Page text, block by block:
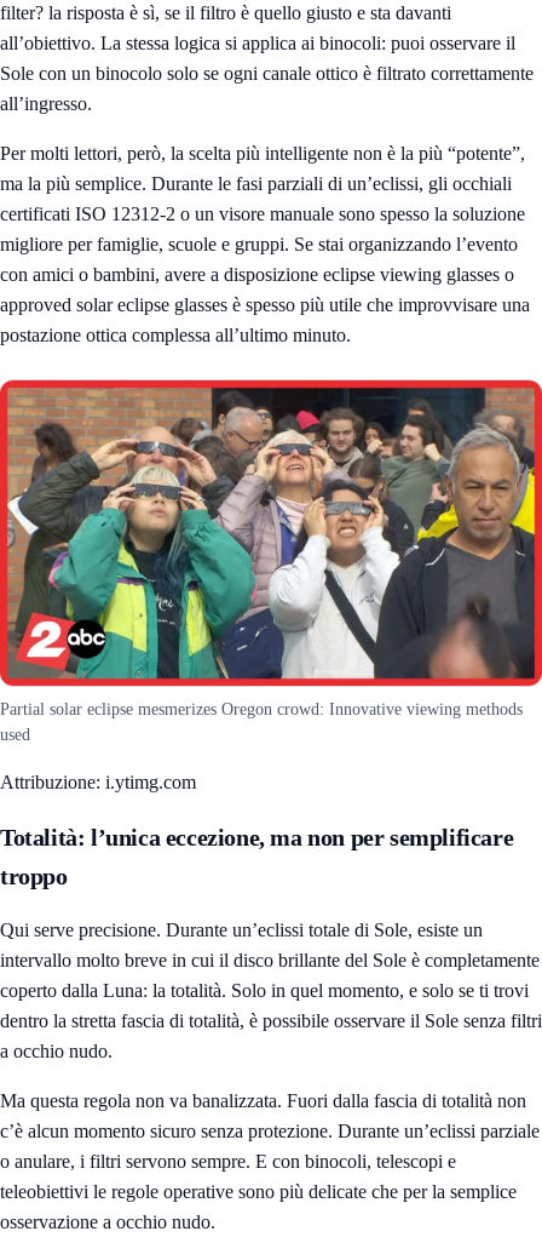
filter? la risposta è sì, se il filtro è quello giusto e sta davanti
all’obiettivo. La stessa logica si applica ai binocoli: puoi osservare il
Sole con un binocolo solo se ogni canale ottico è filtrato correttamente
all’ingresso.
Per molti lettori, però, la scelta più intelligente non è la più “potente”,
ma la più semplice. Durante le fasi parziali di un’eclissi, gli occhiali
certificati ISO 12312-2 o un visore manuale sono spesso la soluzione
migliore per famiglie, scuole e gruppi. Se stai organizzando l’evento
con amici o bambini, avere a disposizione eclipse viewing glasses o
approved solar eclipse glasses è spesso più utile che improvvisare una
postazione ottica complessa all’ultimo minuto.
Partial solar eclipse mesmerizes Oregon crowd: Innovative viewing methods
used
Attribuzione: i.ytimg.com
Totalità: l’unica eccezione, ma non per semplificare
troppo
Qui serve precisione. Durante un’eclissi totale di Sole, esiste un
intervallo molto breve in cui il disco brillante del Sole è completamente
coperto dalla Luna: la totalità. Solo in quel momento, e solo se ti trovi
dentro la stretta fascia di totalità, è possibile osservare il Sole senza filtri
a occhio nudo.
Ma questa regola non va banalizzata. Fuori dalla fascia di totalità non
c’è alcun momento sicuro senza protezione. Durante un’eclissi parziale
o anulare, i filtri servono sempre. E con binocoli, telescopi e
teleobiettivi le regole operative sono più delicate che per la semplice
osservazione a occhio nudo.